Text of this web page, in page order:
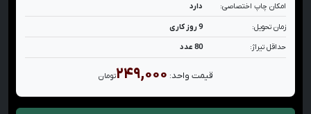
امکان چاپ اختصاصی: دارد
زمان تحویل: 9 روز کاری
حداقل تیراژ: 80 عدد
قیمت واحد: ۲۴۹,۰۰۰تومان